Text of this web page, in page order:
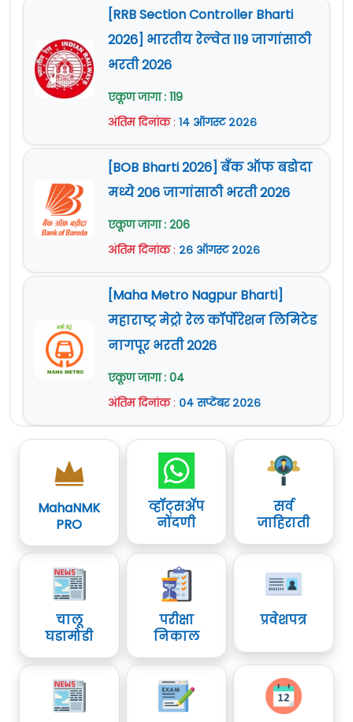
Office, East Wing, lstFloor, Shivaji Stadium Annexe,
Connaught Place, New Delhi-110001.
E-Mail ID :cepi.del@mha.gov.in
जाहिरात (Notification) :
Official Site :www.mha.gov.in
[RRB Section Controller Bharti
2026] भारतीय रेल्वेत 119 जागांसाठी
भरती 2026
एकूण जागा : 119
अंतिम दिनांक: १४ ऑगस्ट २०२६
[BOB Bharti 2026] बँक ऑफ बडोदा
मध्ये 206 जागांसाठी भरती 2026
एकूण जागा : 206
अंतिम दिनांक: २६ ऑगस्ट २०२६
[Maha Metro Nagpur Bharti]
महाराष्ट्र मेट्रो रेल कॉर्पोरेशन लिमिटेड
नागपूर भरती 2026
एकूण जागा : 04
अंतिम दिनांक: ०४ सप्टेंबर २०२६
MahaNMK
PRO
व्हॉट्सॲप
नोंदणी
सर्व
जाहिराती
चालू
घडामोडी
परीक्षा
निकाल
प्रवेशपत्र